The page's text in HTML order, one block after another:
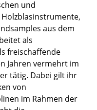
und
aus dem
als
freischaffende
Jahren vermehrt im
tätig. Dabei gilt ihr
von
im Rahmen der